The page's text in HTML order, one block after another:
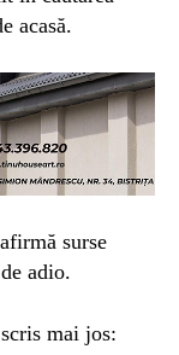
acasă.
surse
adio.
mai jos: